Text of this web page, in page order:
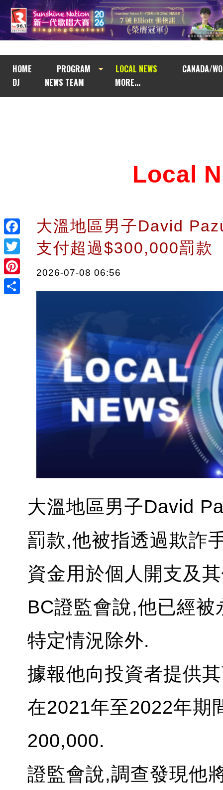
HOME PROGRAM LOCAL NEWS
CANADA/
DJ
NEWS TEAM MORE...
Facebook
Twitter
Pinterest
Local
大溫地區男子David
支付超過$300,000罰
2026-07-08 06:56
大溫地區男子David
罰款,他被指透過欺詐
資金用於個人開支及
BC證監會說,他已經
特定情況除外.
據報他向投資者提供
在2021年至2022年期
200,000.
證監會說,調查發現他